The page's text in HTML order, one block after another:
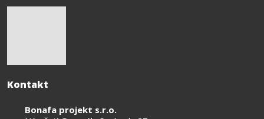
Kontakt
Bonafa projekt s.r.o.